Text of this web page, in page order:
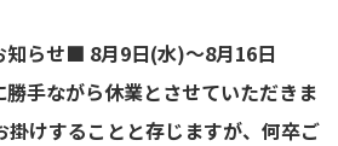
らせ■ 8月9日(水)～8月16日
勝手ながら休業とさせていただきま
掛けすることと存じますが、何卒ご